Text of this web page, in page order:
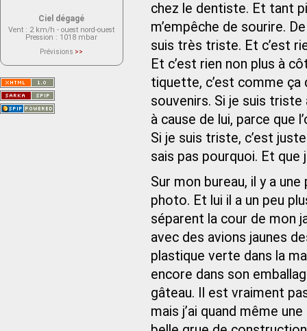
chez le dentiste. Et tant
m’empêche de sourire.
suis très triste. Et c’est
Et c’est rien non plus à
tiquette, c’est comme ça
souvenirs. Si je suis triste
à cause de lui, parce que
Si je suis triste, c’est
sais pas pourquoi. Et que
Sur mon bureau, il y a
photo. Et lui il a un peu
séparent la cour de mon
avec des avions jaunes
plastique verte dans la
encore dans son
gâteau. Il est vraiment
mais j’ai quand même
Ciel dégagé
Vent : 2 km/h - ouest nord-ouest
Pression : 1018 mbar
Prévisions >>
actuellement aucune prévision
Saint-Nom.
Veuillez consulter le message du
service ci-dessous.
(401 - Invalid API key. Please see
https://openweathermap.org/faq#error401